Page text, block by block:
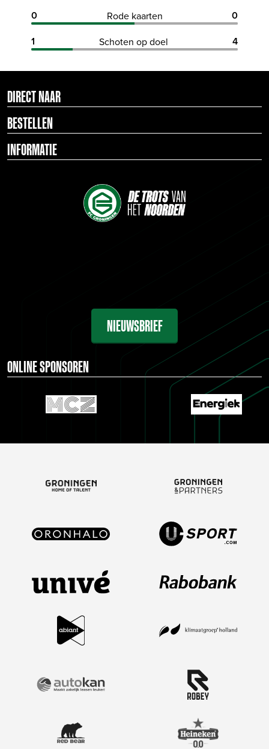
0
Rode kaarten
0
1
Schoten op doel 4
DIRECT NAAR
BESTELLEN
INFORMATIE
NIEUWSBRIEF
ONLINE SPONSOREN